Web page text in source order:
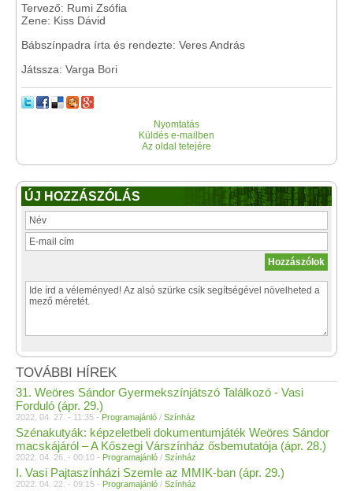
Tervező: Rumi Zsófia
Zene: Kiss Dávid
Bábszínpadra írta és rendezte: Veres András
Játssza: Varga Bori
Nyomtatás
Küldés e-mailben
Az oldal tetejére
ÚJ HOZZÁSZÓLÁS
TOVÁBBI HÍREK
31. Weöres Sándor Gyermekszínjátszó Találkozó - Vasi
Forduló (ápr. 29.)
2022. 04. 27. - 11:35 - Programajánló / Színház
Szénakutyák: képzeletbeli dokumentumjáték Weöres Sándor
macskájáról – A Kőszegi Várszínház ősbemutatója (ápr. 28.)
2022. 04. 26. - 00:10 - Programajánló / Színház
I. Vasi Pajtaszínházi Szemle az MMIK-ban (ápr. 29.)
2022. 04. 22. - 09:15 - Programajánló / Színház